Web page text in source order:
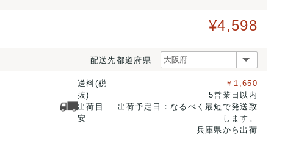
¥4,598
配送先都道府県
送料(税
抜)
出荷目
安
￥1,650
5営業日以内
出荷予定日：なるべく最短で発送致
します。
兵庫県から出荷